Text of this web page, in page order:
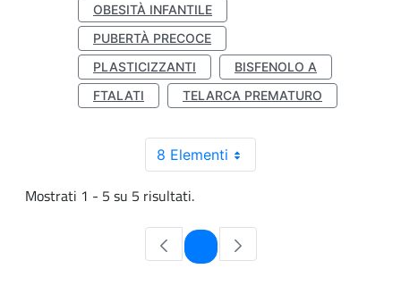
OBESITÀ INFANTILE
PUBERTÀ PRECOCE
PLASTICIZZANTI
BISFENOLO A
FTALATI
TELARCA PREMATURO
8 Elementi
Mostrati 1 - 5 su 5 risultati.
Pagina